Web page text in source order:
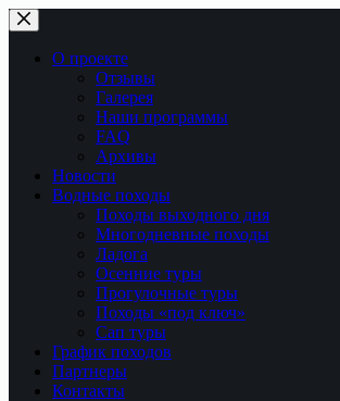
Перейти
к
сути
О проекте
Отзывы
Галерея
Наши программы
FAQ
Архивы
Новости
Водные походы
Походы выходного дня
Многодневные походы
Ладога
Осенние туры
Прогулочные туры
Походы «под ключ»
Сап туры
График походов
Партнеры
Контакты